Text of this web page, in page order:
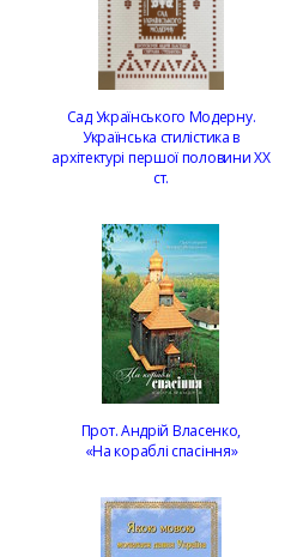
Сад Українського Модерну.
Українська стилістика в
архітектурі першої половини ХХ
ст.
Прот. Андрій Власенко,
«На кораблі спасіння»